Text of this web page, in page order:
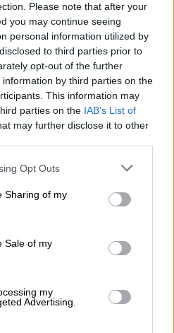
Please note that after your
you may continue seeing
personal information utilized by
to third parties prior to
opt-out of the further
by third parties on the
This information may
parties on the IAB’s List of
may further disclose it to other
app uses one or more Google
behaviour. You may click to
and its third-party tags to
purposes in below Google
Opt Outs
Sharing of my
Sale of my
my
Advertising.
του Πόντιου
επιγραφή
της επιγραφής
έφερε το
Ισραήλ
viral
Πιλάτος